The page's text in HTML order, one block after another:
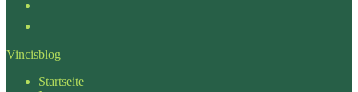
Vincisblog
Startseite